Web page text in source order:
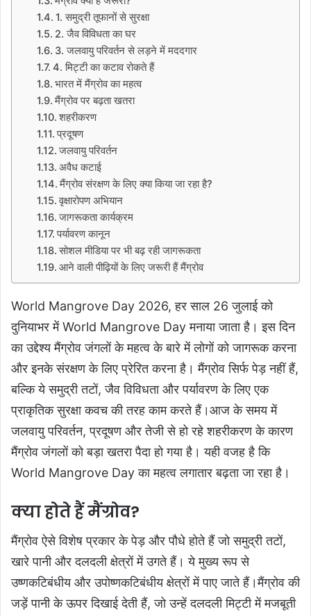
1. समुद्री तूफानों से सुरक्षा
2. जैव विविधता का घर
3. जलवायु परिवर्तन से लड़ने में मददगार
4. मिट्टी का कटाव रोकते हैं
भारत में मैंग्रोव का महत्व
मैंग्रोव पर बढ़ता खतरा
शहरीकरण
प्रदूषण
जलवायु परिवर्तन
अवैध कटाई
मैंग्रोव संरक्षण के लिए क्या किया जा रहा है?
वृक्षारोपण अभियान
जागरूकता कार्यक्रम
पर्यावरण कानून
सोशल मीडिया पर भी बढ़ रही जागरूकता
आने वाली पीढ़ियों के लिए जरूरी हैं मैंग्रोव
World Mangrove Day 2026,हर साल 26 जुलाई को
दुनियाभर में World Mangrove Day मनाया जाता है। इस दिन
का उद्देश्य मैंग्रोव जंगलों के महत्व के बारे में लोगों को जागरूक करना
और इनके संरक्षण के लिए प्रेरित करना है। मैंग्रोव सिर्फ पेड़ नहीं हैं,
बल्कि ये समुद्री तटों, जैव विविधता और पर्यावरण के लिए एक
प्राकृतिक सुरक्षा कवच की तरह काम करते हैं।आज के समय में
जलवायु परिवर्तन, प्रदूषण और तेजी से हो रहे शहरीकरण के कारण
मैंग्रोव जंगलों को बड़ा खतरा पैदा हो गया है। यही वजह है कि
World Mangrove Day का महत्व लगातार बढ़ता जा रहा है।
क्या होते हैं मैंग्रोव?
मैंग्रोव ऐसे विशेष प्रकार के पेड़ और पौधे होते हैं जो समुद्री तटों,
खारे पानी और दलदली क्षेत्रों में उगते हैं। ये मुख्य रूप से
उष्णकटिबंधीय और उपोष्णकटिबंधीय क्षेत्रों में पाए जाते हैं।मैंग्रोव की
जड़ें पानी के ऊपर दिखाई देती हैं, जो उन्हें दलदली मिट्टी में मजबूती